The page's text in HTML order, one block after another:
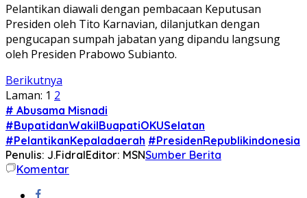
Pelantikan diawali dengan pembacaan Keputusan
Presiden oleh Tito Karnavian, dilanjutkan dengan
pengucapan sumpah jabatan yang dipandu langsung
oleh Presiden Prabowo Subianto.
Berikutnya
Laman: 1 2
# Abusama Misnadi
#BupatidanWakilBuapatiOKUSelatan
#PelantikanKepaladaerah #PresidenRepublikindonesia
Penulis: J.FidralEditor: MSNSumber Berita
Komentar